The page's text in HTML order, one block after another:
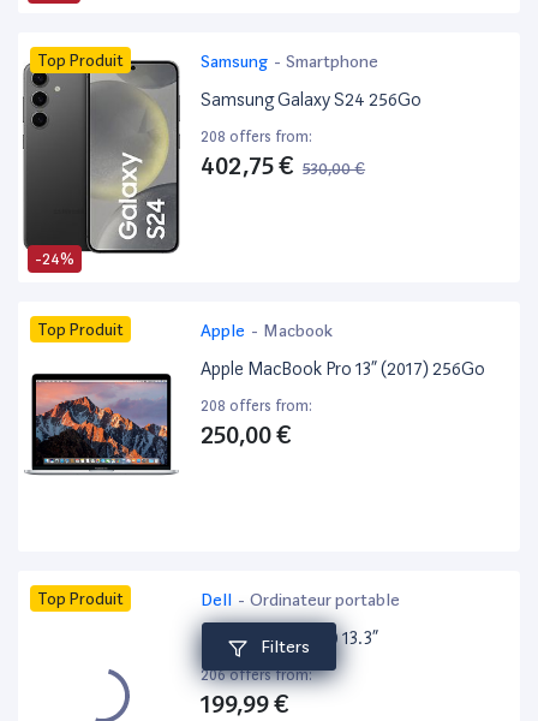
Filters
-24%
Top Produit Samsung - Smartphone
Samsung Galaxy S24 256Go
208 offers from:
402,75 € 530,00 €
Top Produit Apple - Macbook
Apple MacBook Pro 13” (2017) 256Go
208 offers from:
250,00 €
Top Produit Dell - Ordinateur portable
Dell Latitude 5310 13.3”
206 offers from:
199,99 €